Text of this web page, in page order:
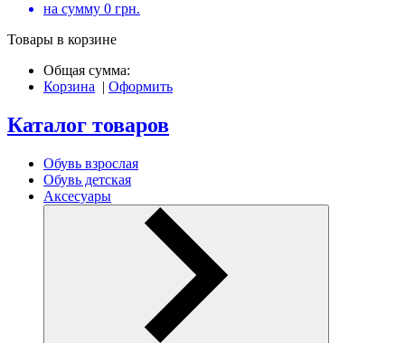
на сумму 0 грн.
Товары в корзине
Общая сумма:
Корзина | Оформить
Каталог товаров
Обувь взрослая
Обувь детская
Аксесуары